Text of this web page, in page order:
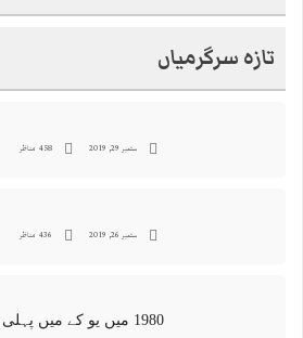
تازہ سرگرمیاں
ستمبر 29, 2019 458 مناظر
ستمبر 26, 2019 436 مناظر